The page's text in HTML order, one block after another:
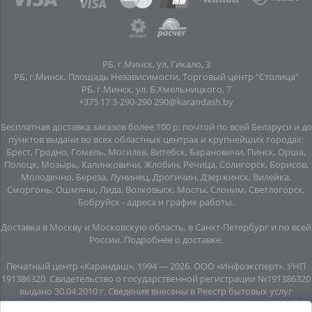
РБ, г.Минск, ул. Гикало, 3
РБ, г.Минск, Площадь Независимости, Торговый центр "Столица"
РБ, г.Минск, ул. Б.Хмельницкого, 7
+375 17 3-290-290 290@karandash.by
Бесплатная доставка заказов более 100 р. почтой по всей Беларуси и до
пунктов выдачи во всех областных центрах и крупнейших городах:
Брест, Гродно, Гомель, Могилев, Витебск, Барановичи, Пинск, Орша,
Полоцк, Мозырь, Калинковичи, Жлобин, Речица, Солигорск, Борисов,
Молодечно, Береза, Лунинец, Дрогичин, Дзержинск, Вилейка,
Сморгонь, Ошмяны, Лида, Волковыск, Мосты, Слоним, Светлогорск,
Бобруйск - адреса и график работы.
Доставка в Москву и Московскую область, в Санкт-Петербург и по всей
Росcии. Подробнее о доставке.
Печатный центр «Карандаш», 1994 — 2026. ООО «Инфоэксперт». УНП
191386320. Свидетельство о государственной регистрации №191386320
выдано 30.04.2010 г. Сведения внесены в Реестр бытовых услуг
08.06.2015г. (свидетельство №20445). Почтовый адрес: подземный